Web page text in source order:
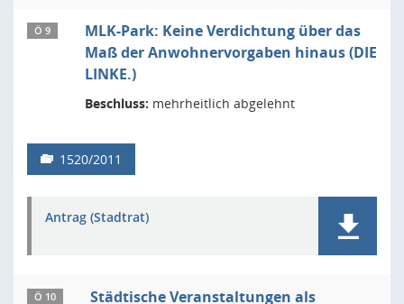
Ö 9
MLK-Park: Keine Verdichtung über das
Maß der Anwohnervorgaben hinaus (DIE
LINKE.)
Beschluss: mehrheitlich abgelehnt
1520/2011
Antrag (Stadtrat)
Ö 10 Städtische Veranstaltungen als